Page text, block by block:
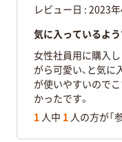
レビュー日 : 2023
気に入っているよ
女性社員用に購入し
がら可愛い、と気
が使いやすいので
かったです。
1 人中 1 人の方が「